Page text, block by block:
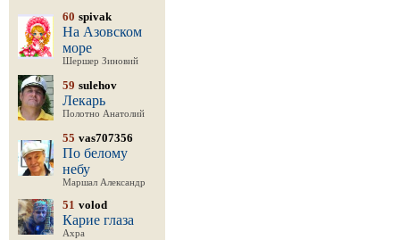
60 spivak
На Азовском
море
Шершер Зиновий
59 sulehov
Лекарь
Полотно Анатолий
55 vas707356
По белому
небу
Маршал Александр
51 volod
Карие глаза
Ахра